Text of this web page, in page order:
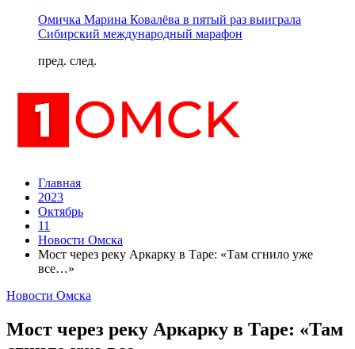
Омичка Марина Ковалёва в пятый раз выиграла
Сибирский международный марафон
пред. след.
Главная
2023
Октябрь
11
Новости Омска
Мост через реку Аркарку в Таре: «Там сгнило уже
все…»
Новости Омска
Мост через реку Аркарку в Таре: «Там